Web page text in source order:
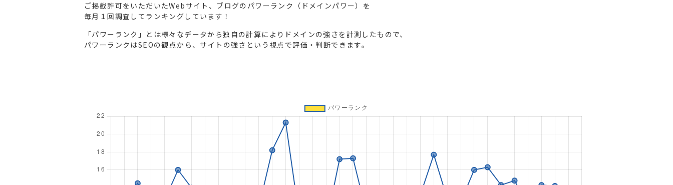
ご掲載許可をいただいたWebサイト、ブログのパワーランク（ドメインパワー）を
毎月１回調査してランキングしています！
「パワーランク」とは様々なデータから独自の計算によりドメインの強さを計測したもので、
パワーランクはSEOの観点から、サイトの強さという視点で評価・判断できます。